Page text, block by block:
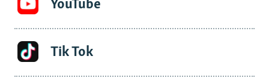
YouTube
Tik Tok